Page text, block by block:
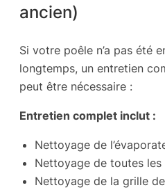
ancien)
Si votre poêle n’a pas été
longtemps, un entretien
peut être nécessaire :
Entretien complet inclut :
Nettoyage de
Nettoyage de toutes
Nettoyage de la grille